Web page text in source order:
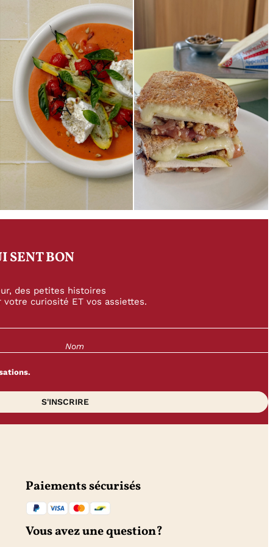
SENT BON
des petites histoires
curiosité ET vos assiettes.
Paiements sécurisés
Vous avez une question?